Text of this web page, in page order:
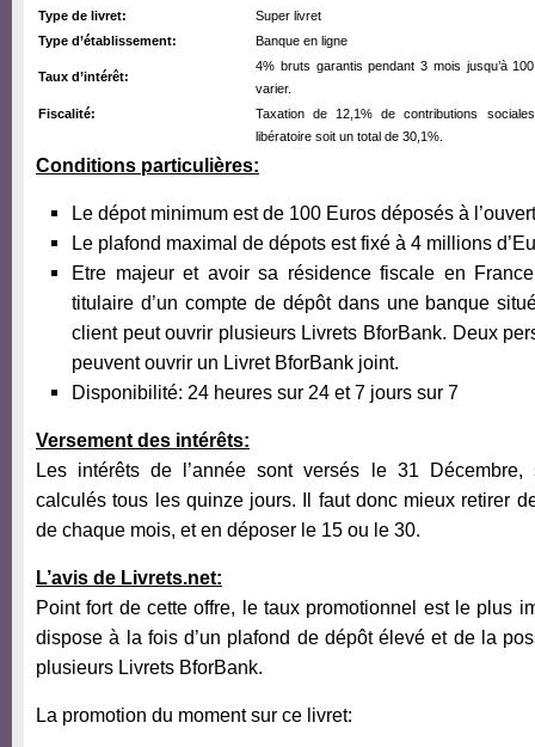
Type de livret:
Super livret
Type d’établissement:
Banque en ligne
Taux d’intérêt:
4% bruts garantis pendant 3 mois jusqu’à
varier.
Fiscalité:
Taxation de 12,1% de contributions
libératoire soit un total de 30,1%.
Conditions particulières:
Le dépot minimum est de 100 Euros déposés à
Le plafond maximal de dépots est fixé à 4 millions
Etre majeur et avoir sa résidence fiscale en
titulaire d’un compte de dépôt dans une banque
client peut ouvrir plusieurs Livrets BforBank. Deux
peuvent ouvrir un Livret BforBank joint.
Disponibilité: 24 heures sur 24 et 7 jours sur 7
Versement des intérêts:
Les intérêts de l’année sont versés le 31 Décembre,
calculés tous les quinze jours. Il faut donc mieux retirer
de chaque mois, et en déposer le 15 ou le 30.
L’avis de Livrets.net:
Point fort de cette offre, le taux promotionnel est le plus
dispose à la fois d’un plafond de dépôt élevé et de la
plusieurs Livrets BforBank.
La promotion du moment sur ce livret: